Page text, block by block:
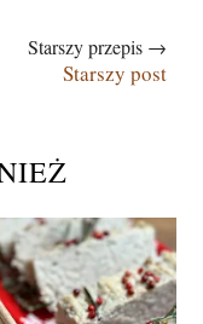
Starszy przepis →
Starszy post